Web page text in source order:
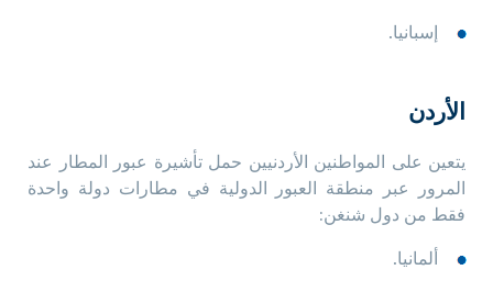
إسبانيا.
الأردن
يتعين على المواطنين الأردنيين حمل تأشيرة عبور المطار عند
المرور عبر منطقة العبور الدولية في مطارات دولة واحدة
فقط من دول شنغن:
ألمانيا.